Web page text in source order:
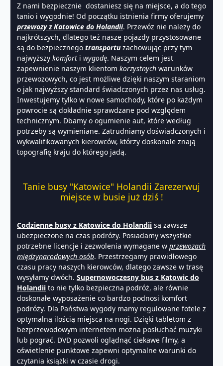
Z nami bezpiecznie dostaniesz się na miejsce, a do tego
tanio i wygodnie! Od początku istnienia firmy oferujemy
przewozy z Katowice do Holandii. Przewóz nie należy do
najkrótszych, dlatego też nasze pojazdy przystosowane
są do bezpiecznego transportuzachowując przy tym
najwyższy komfort i wygodę. Naszym celem jest
zapewnienie naszym klientom korzystnych warunków
przewozowych, co jest możliwe dzięki naszym staraniom
o jak najwyższy standard świadczonych przez nas usług.
Inwestujemy tylko w nowe samochody, które po każdym
powrocie są dokładnie sprawdzane pod względem
technicznym. Dbamy o ogumienie aut, które według
potrzeby są wymieniane. Zatrudniamy doświadczonych i
wykwalifikowanych kierowców, którzy doskonale znają
topografię kraju do którego jadą.
Tanie busy "Katowice" Holandii Zarezerwuj
miejsce w busie już dziś !
Codzienne busy z Katowice do Holandii są zawsze
ubezpieczone na czas podróży. Posiadamy wszystkie
potrzebne licencje i zezwolenia wymagane w przewozach
międzynarodowych osób. Przestrzegamy prawidłowego
czasu pracy naszych kierowców, dlatego zawsze w trasę
wysyłamy dwóch. Supernowoczesny bus z Katowic do
Holandii to nie tylko bezpieczna podróż, ale równie
doskonałe wyposażenie co bardzo podnosi komfort
podróży. Dla Państwa wygody mamy regulowane fotele z
optymalną ilością miejsca na nogi. Dzięki tabletom z
bezprzewodowym internetem można posłuchać muzyki
lub pograć. DVD pozwoli oglądnąć ciekawe filmy, a
oświetlenie punktowe zapewni optymalne warunki do
czytania książki w czasie drogi.